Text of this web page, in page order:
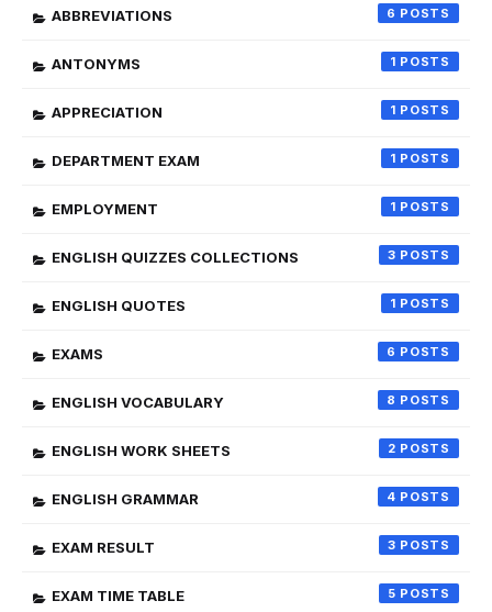
ABBREVIATIONS 6
ANTONYMS 1
APPRECIATION 1
DEPARTMENT EXAM 1
EMPLOYMENT 1
ENGLISH QUIZZES COLLECTIONS 3
ENGLISH QUOTES 1
EXAMS 6
ENGLISH VOCABULARY 8
ENGLISH WORK SHEETS 2
ENGLISH GRAMMAR 4
EXAM RESULT 3
EXAM TIME TABLE 5